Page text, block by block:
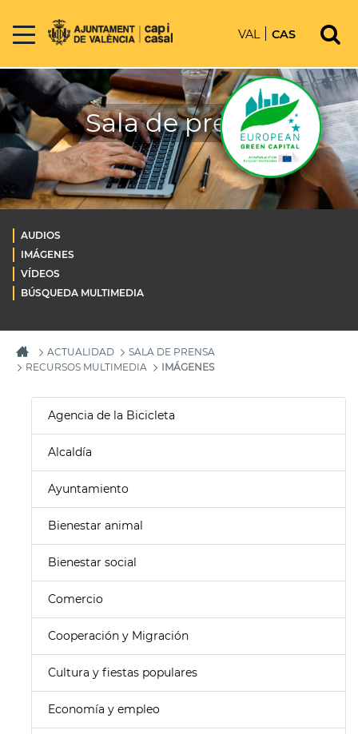
VAL CAS
Sala de prensa
AUDIOS
IMÁGENES
VÍDEOS
BÚSQUEDA MULTIMEDIA
ACTUALIDAD
SALA DE PRENSA
RECURSOS MULTIMEDIA
IMÁGENES
Agencia de la Bicicleta
Alcaldía
Ayuntamiento
Bienestar animal
Bienestar social
Comercio
Cooperación y Migración
Cultura y fiestas populares
Economía y empleo